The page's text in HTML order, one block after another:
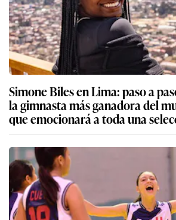
Simone Biles en Lima: paso a
la gimnasta más ganadora del
que emocionará a toda una